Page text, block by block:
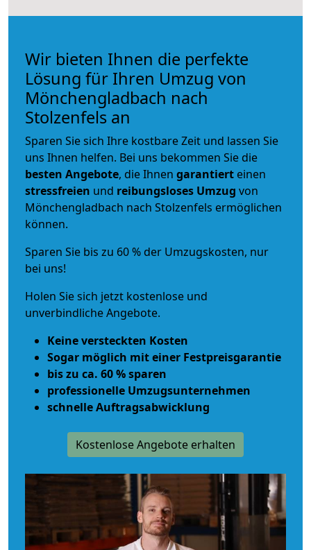
Wir bieten Ihnen die perfekte
Lösung für Ihren Umzug von
Mönchengladbach nach
Stolzenfels an
Sparen Sie sich Ihre kostbare Zeit und lassen Sie
uns Ihnen helfen. Bei uns bekommen Sie die
besten Angebote, die Ihnen garantiert einen
stressfreien und reibungsloses Umzug von
Mönchengladbach nach Stolzenfels ermöglichen
können.
Sparen Sie bis zu 60 % der Umzugskosten, nur
bei uns!
Holen Sie sich jetzt kostenlose und
unverbindliche Angebote.
Keine versteckten Kosten
Sogar möglich mit einer Festpreisgarantie
bis zu ca. 60 % sparen
professionelle Umzugsunternehmen
schnelle Auftragsabwicklung
Kostenlose Angebote erhalten